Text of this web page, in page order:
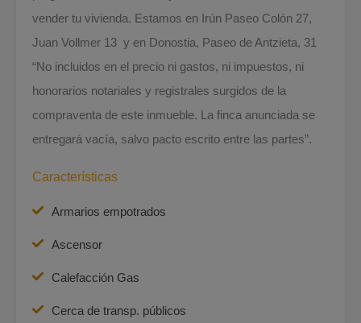
vender tu vivienda. Estamos en Irún Paseo Colón 27,
Juan Vollmer 13 y en Donostia, Paseo de Antzieta, 31
“No incluidos en el precio ni gastos, ni impuestos, ni
honorarios notariales y registrales surgidos de la
compraventa de este inmueble. La finca anunciada se
entregará vacía, salvo pacto escrito entre las partes”.
Características
Armarios empotrados
Ascensor
Calefacción Gas
Cerca de transp. públicos